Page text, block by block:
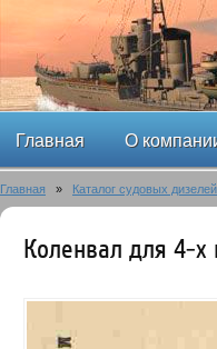
Главная О
Главная » Каталог судовых дизелей
Коленвал для 4-x